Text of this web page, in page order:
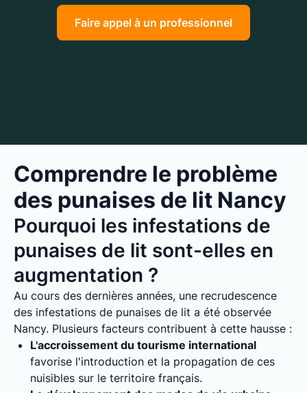
Faire appel à un professionnel
Comprendre le problème
des punaises de lit Nancy
Pourquoi les infestations de
punaises de lit sont-elles en
augmentation ?
Au cours des dernières années, une recrudescence
des infestations de punaises de lit a été observée
Nancy. Plusieurs facteurs contribuent à cette hausse :
L'accroissement du tourisme international
favorise l'introduction et la propagation de ces
nuisibles sur le territoire français.